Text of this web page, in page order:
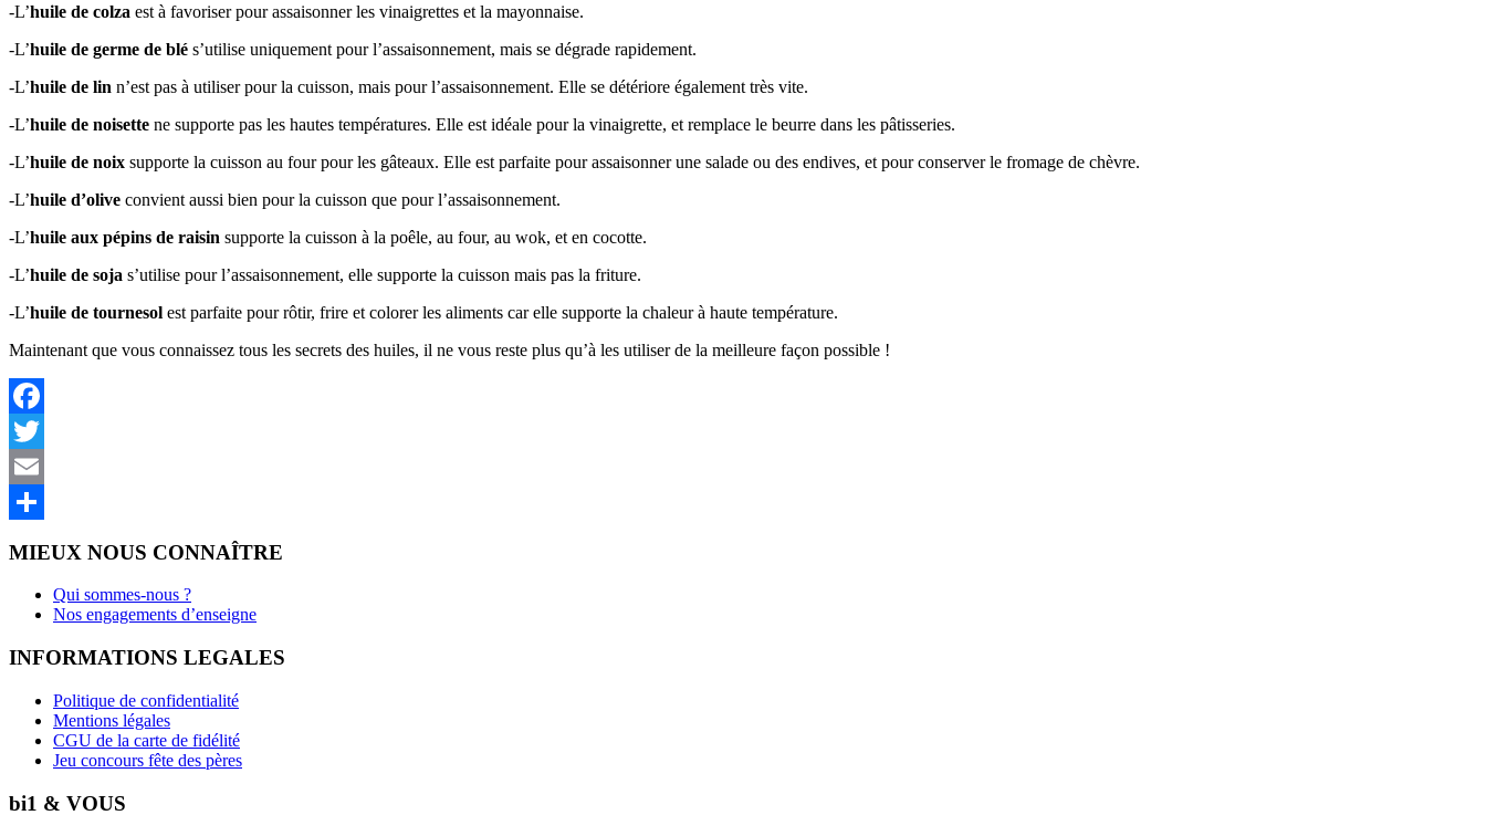
-L’huile de colza est à favoriser pour assaisonner les vinaigrettes et la mayonnaise.
-L’huile de germe de blé s’utilise uniquement pour l’assaisonnement, mais se dégrade rapidement.
-L’huile de lin n’est pas à utiliser pour la cuisson, mais pour l’assaisonnement. Elle se détériore également très vite.
-L’huile de noisette ne supporte pas les hautes températures. Elle est idéale pour la vinaigrette, et remplace le beurre dans les pâtisseries.
-L’huile de noix supporte la cuisson au four pour les gâteaux. Elle est parfaite pour assaisonner une salade ou des endives, et pour conserver le fromage de chèvre.
-L’huile d’olive convient aussi bien pour la cuisson que pour l’assaisonnement.
-L’huile aux pépins de raisin supporte la cuisson à la poêle, au four, au wok, et en cocotte.
-L’huile de soja s’utilise pour l’assaisonnement, elle supporte la cuisson mais pas la friture.
-L’huile de tournesol est parfaite pour rôtir, frire et colorer les aliments car elle supporte la chaleur à haute température.
Maintenant que vous connaissez tous les secrets des huiles, il ne vous reste plus qu’à les utiliser de la meilleure façon possible !
Facebook
Twitter
Email
MIEUX NOUS CONNAÎTRE
Qui sommes-nous ?
Nos engagements d’enseigne
INFORMATIONS LEGALES
Politique de confidentialité
Mentions légales
CGU de la carte de fidélité
Jeu concours fête des pères
bi1 & VOUS